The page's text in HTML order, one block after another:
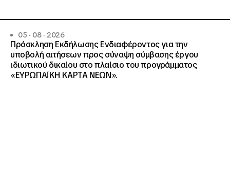
05 · 08 · 2026
Πρόσκληση Εκδήλωσης Ενδιαφέροντος για την
υποβολή αιτήσεων προς σύναψη σύμβασης έργου
ιδιωτικού δικαίου στο πλαίσιο του προγράμματος
«ΕΥΡΩΠΑΪΚΗ ΚΑΡΤΑ ΝΕΩΝ».